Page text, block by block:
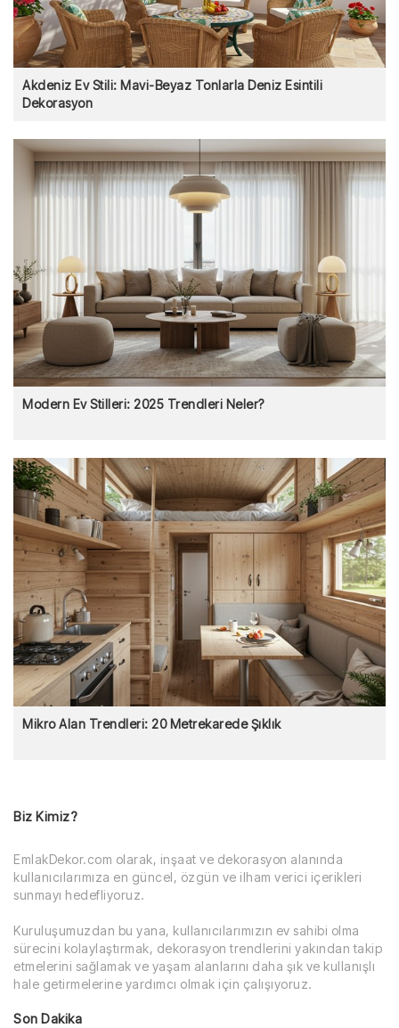
Akdeniz Ev Stili: Mavi-Beyaz Tonlarla Deniz Esintili
Dekorasyon
Modern Ev Stilleri: 2025 Trendleri Neler?
Mikro Alan Trendleri: 20 Metrekarede Şıklık
Biz Kimiz?
EmlakDekor.com olarak, inşaat ve dekorasyon alanında
kullanıcılarımıza en güncel, özgün ve ilham verici içerikleri
sunmayı hedefliyoruz.
Kuruluşumuzdan bu yana, kullanıcılarımızın ev sahibi olma
sürecini kolaylaştırmak, dekorasyon trendlerini yakından takip
etmelerini sağlamak ve yaşam alanlarını daha şık ve kullanışlı
hale getirmelerine yardımcı olmak için çalışıyoruz.
Son Dakika